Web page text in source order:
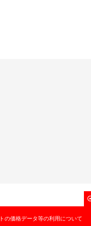
の価格データ等の利用について